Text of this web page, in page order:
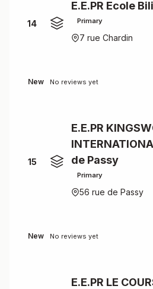
14
E.E.PR Ecole
Primary
7 rue Chardin
New No reviews yet
15
E.E.PR
de Passy
Primary
56 rue de Passy
New No reviews yet
E.E.PR LE